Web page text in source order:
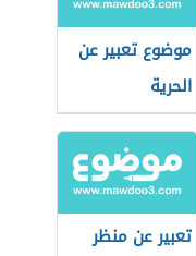
موضوع تعبير عن
الحرية
تعبير عن منظر